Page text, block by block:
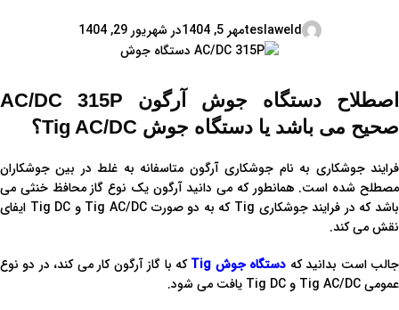
teslaweldمهر 5, 1404 در شهریور 29, 1404
اصطلاح دستگاه جوش آرگون AC/DC 315P
صحیح می باشد یا دستگاه جوش Tig AC/DC؟
فرایند جوشکاری به نام جوشکاری آرگون متاسفانه به غلط در بین جوشکاران
مصطلح شده است. همانطور که می دانید آرگون یک نوع گاز محافظ خنثی می
باشد که در فرایند جوشکاری Tig که به دو صورت Tig AC/DC و Tig DC ایفای
نقش می کند.
جالب است بدانید که دستگاه جوش Tig
که با گاز آرگون کار می کند، در دو نوع
عمومی Tig AC/DC و Tig DC یافت می شود.